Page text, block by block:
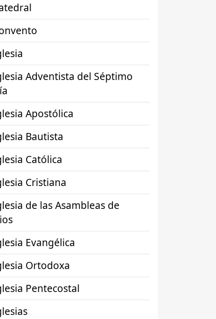
Adventista del Séptimo
Apostólica
Bautista
Católica
Cristiana
de las Asambleas de
Evangélica
Ortodoxa
Pentecostal